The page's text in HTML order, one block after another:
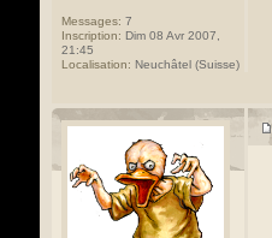
Messages: 7
Inscription: Dim 08 Avr 2007,
21:45
Localisation: Neuchâtel (Suisse)